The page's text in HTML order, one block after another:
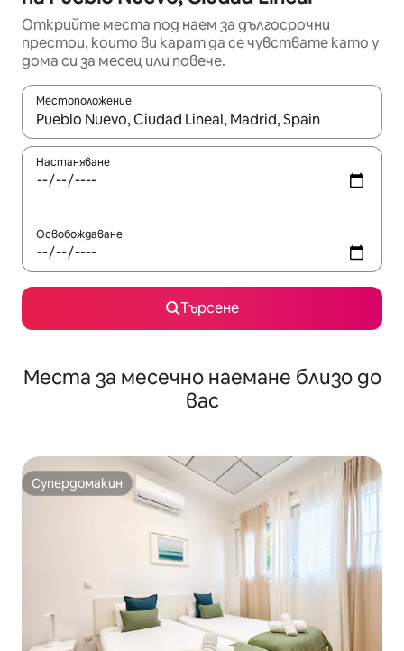
Открийте места под наем за дългосрочни
престои, които ви карат да се чувствате като у
дома си за месец или повече.
Местоположение
Когато резултатите се покажат, използвайте
Настаняване
Освобождаване
Търсене
Места за месечно наемане близо до
вас
Супердомакин
Супердомакин